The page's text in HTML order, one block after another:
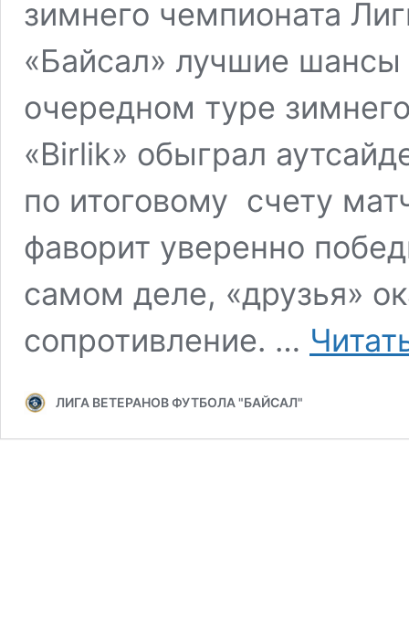
зимнего чемпионата
«Байсал» лучшие
очередном туре
«Birlik» обыграл
по итоговому счету
фаворит уверенно
самом деле, «друзья»
сопротивление. …
ЛИГА ВЕТЕРАНОВ ФУТБОЛА "БАЙСАЛ"